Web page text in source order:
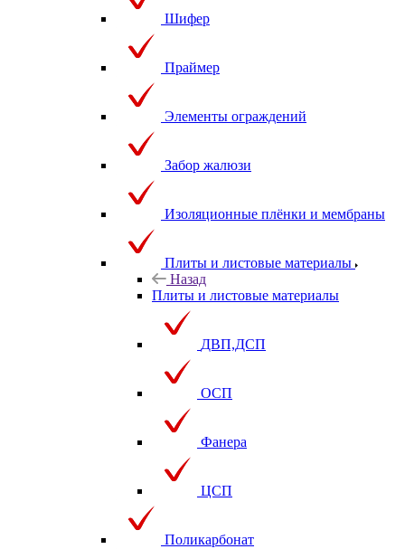
Шифер
Праймер
Элементы ограждений
Забор жалюзи
Изоляционные плёнки и мембраны
Плиты и листовые материалы
Назад
Плиты и листовые материалы
ДВП,ДСП
ОСП
Фанера
ЦСП
Поликарбонат